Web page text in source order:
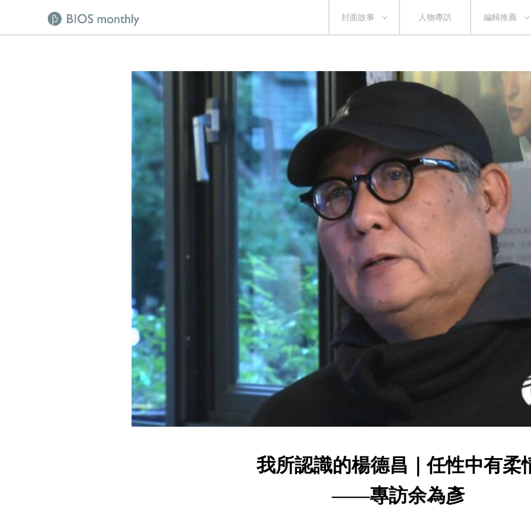
封面故事 人物專訪 編輯推薦
我所認識的楊德昌｜任性中有柔
——專訪余為彥